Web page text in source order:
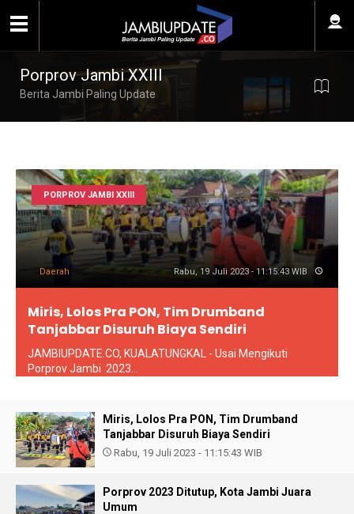
Porprov Jambi XXIII
Berita Jambi Paling Update
PORPROV JAMBI XXIII
Daerah Rabu, 19 Juli 2023 - 11:15:43 WIB
Miris, Lolos Pra PON, Tim Drumband
Tanjabbar Disuruh Biaya Sendiri
JAMBIUPDATE.CO, KUALATUNGKAL - Usai Mengikuti
Porprov Jambi 2023...
Miris, Lolos Pra PON, Tim Drumband
Tanjabbar Disuruh Biaya Sendiri
Rabu, 19 Juli 2023 - 11:15:43 WIB
Porprov 2023 Ditutup, Kota Jambi Juara
Umum